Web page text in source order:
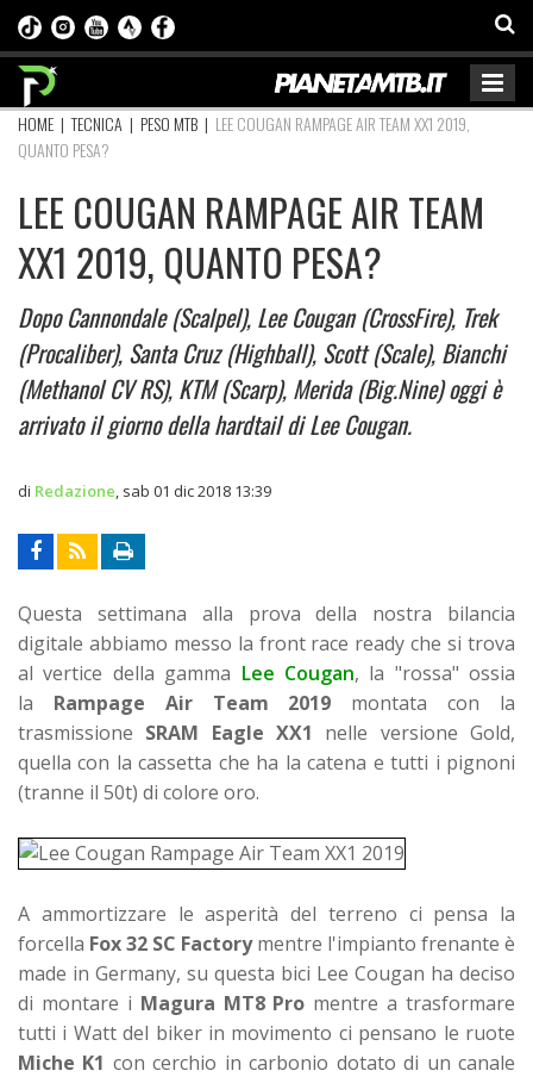
HOME |TECNICA | PESO MTB | LEE COUGAN RAMPAGE AIR TEAM XX1 2019,
QUANTO PESA?
LEE COUGAN RAMPAGE AIR TEAM
XX1 2019, QUANTO PESA?
Dopo Cannondale (Scalpel), Lee Cougan (CrossFire), Trek
(Procaliber), Santa Cruz (Highball), Scott (Scale), Bianchi
(Methanol CV RS), KTM (Scarp), Merida (Big.Nine) oggi è
arrivato il giorno della hardtail di Lee Cougan.
di Redazione sab 01 dic 2018 13:39
Questa settimana alla prova della nostra bilancia
digitale abbiamo messo la front race ready che si trova
al vertice della gamma Lee Cougan, la "rossa" ossia
la Rampage Air Team 2019 montata con la
trasmissione SRAM Eagle XX1 nelle versione Gold,
quella con la cassetta che ha la catena e tutti i pignoni
(tranne il 50t) di colore oro.
A ammortizzare le asperità del terreno ci pensa la
forcella Fox 32 SC Factorymentre l'impianto frenante è
made in Germany, su questa bici Lee Cougan ha deciso
di montare i Magura MT8 Pro mentre a trasformare
tutti i Watt del biker in movimento ci pensano le ruote
Miche K1 con cerchio in carbonio dotato di un canale